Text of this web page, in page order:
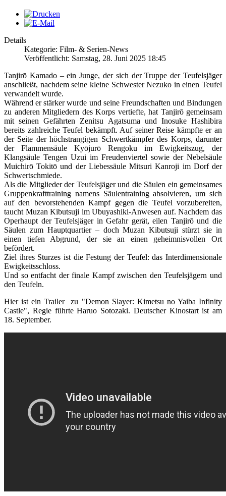
Details
Kategorie: Film- & Serien-News
Veröffentlicht: Samstag, 28. Juni 2025 18:45
Tanjirō Kamado – ein Junge, der sich der Truppe der Teufelsjäger
anschließt, nachdem seine kleine Schwester Nezuko in einen Teufel
verwandelt wurde.
Während er stärker wurde und seine Freundschaften und Bindungen
zu anderen Mitgliedern des Korps vertiefte, hat Tanjirō gemeinsam
mit seinen Gefährten Zenitsu Agatsuma und Inosuke Hashibira
bereits zahlreiche Teufel bekämpft. Auf seiner Reise kämpfte er an
der Seite der höchstrangigen Schwertkämpfer des Korps, darunter
der Flammensäule Kyōjurō Rengoku im Ewigkeitszug, der
Klangsäule Tengen Uzui im Freudenviertel sowie der Nebelsäule
Muichirō Tokitō und der Liebessäule Mitsuri Kanroji im Dorf der
Schwertschmiede.
Als die Mitglieder der Teufelsjäger und die Säulen ein gemeinsames
Gruppenkrafttraining namens Säulentraining absolvieren, um sich
auf den bevorstehenden Kampf gegen die Teufel vorzubereiten,
taucht Muzan Kibutsuji im Ubuyashiki-Anwesen auf. Nachdem das
Operhaupt der Teufelsjäger in Gefahr gerät, eilen Tanjirō und die
Säulen zum Hauptquartier – doch Muzan Kibutsuji stürzt sie in
einen tiefen Abgrund, der sie an einen geheimnisvollen Ort
befördert.
Ziel ihres Sturzes ist die Festung der Teufel: das Interdimensionale
Ewigkeitsschloss.
Und so entfacht der finale Kampf zwischen den Teufelsjägern und
den Teufeln.
Hier ist ein Trailer zu "Demon Slayer: Kimetsu no Yaiba Infinity
Castle", Regie führte Haruo Sotozaki. Deutscher Kinostart ist am
18. September.